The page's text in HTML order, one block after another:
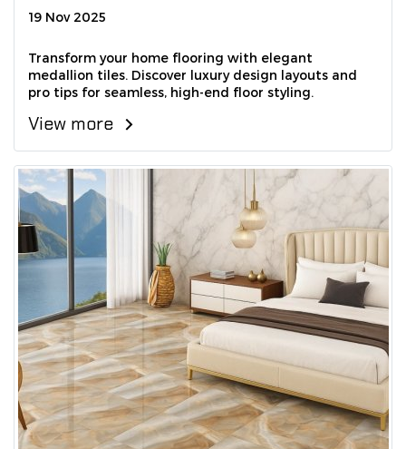
19 Nov 2025
Transform your home flooring with elegant
medallion tiles. Discover luxury design layouts and
pro tips for seamless, high-end floor styling.
View more